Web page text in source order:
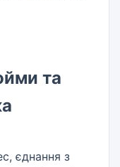
та
єднання з